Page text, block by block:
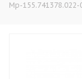
Мр-155.741378.022-